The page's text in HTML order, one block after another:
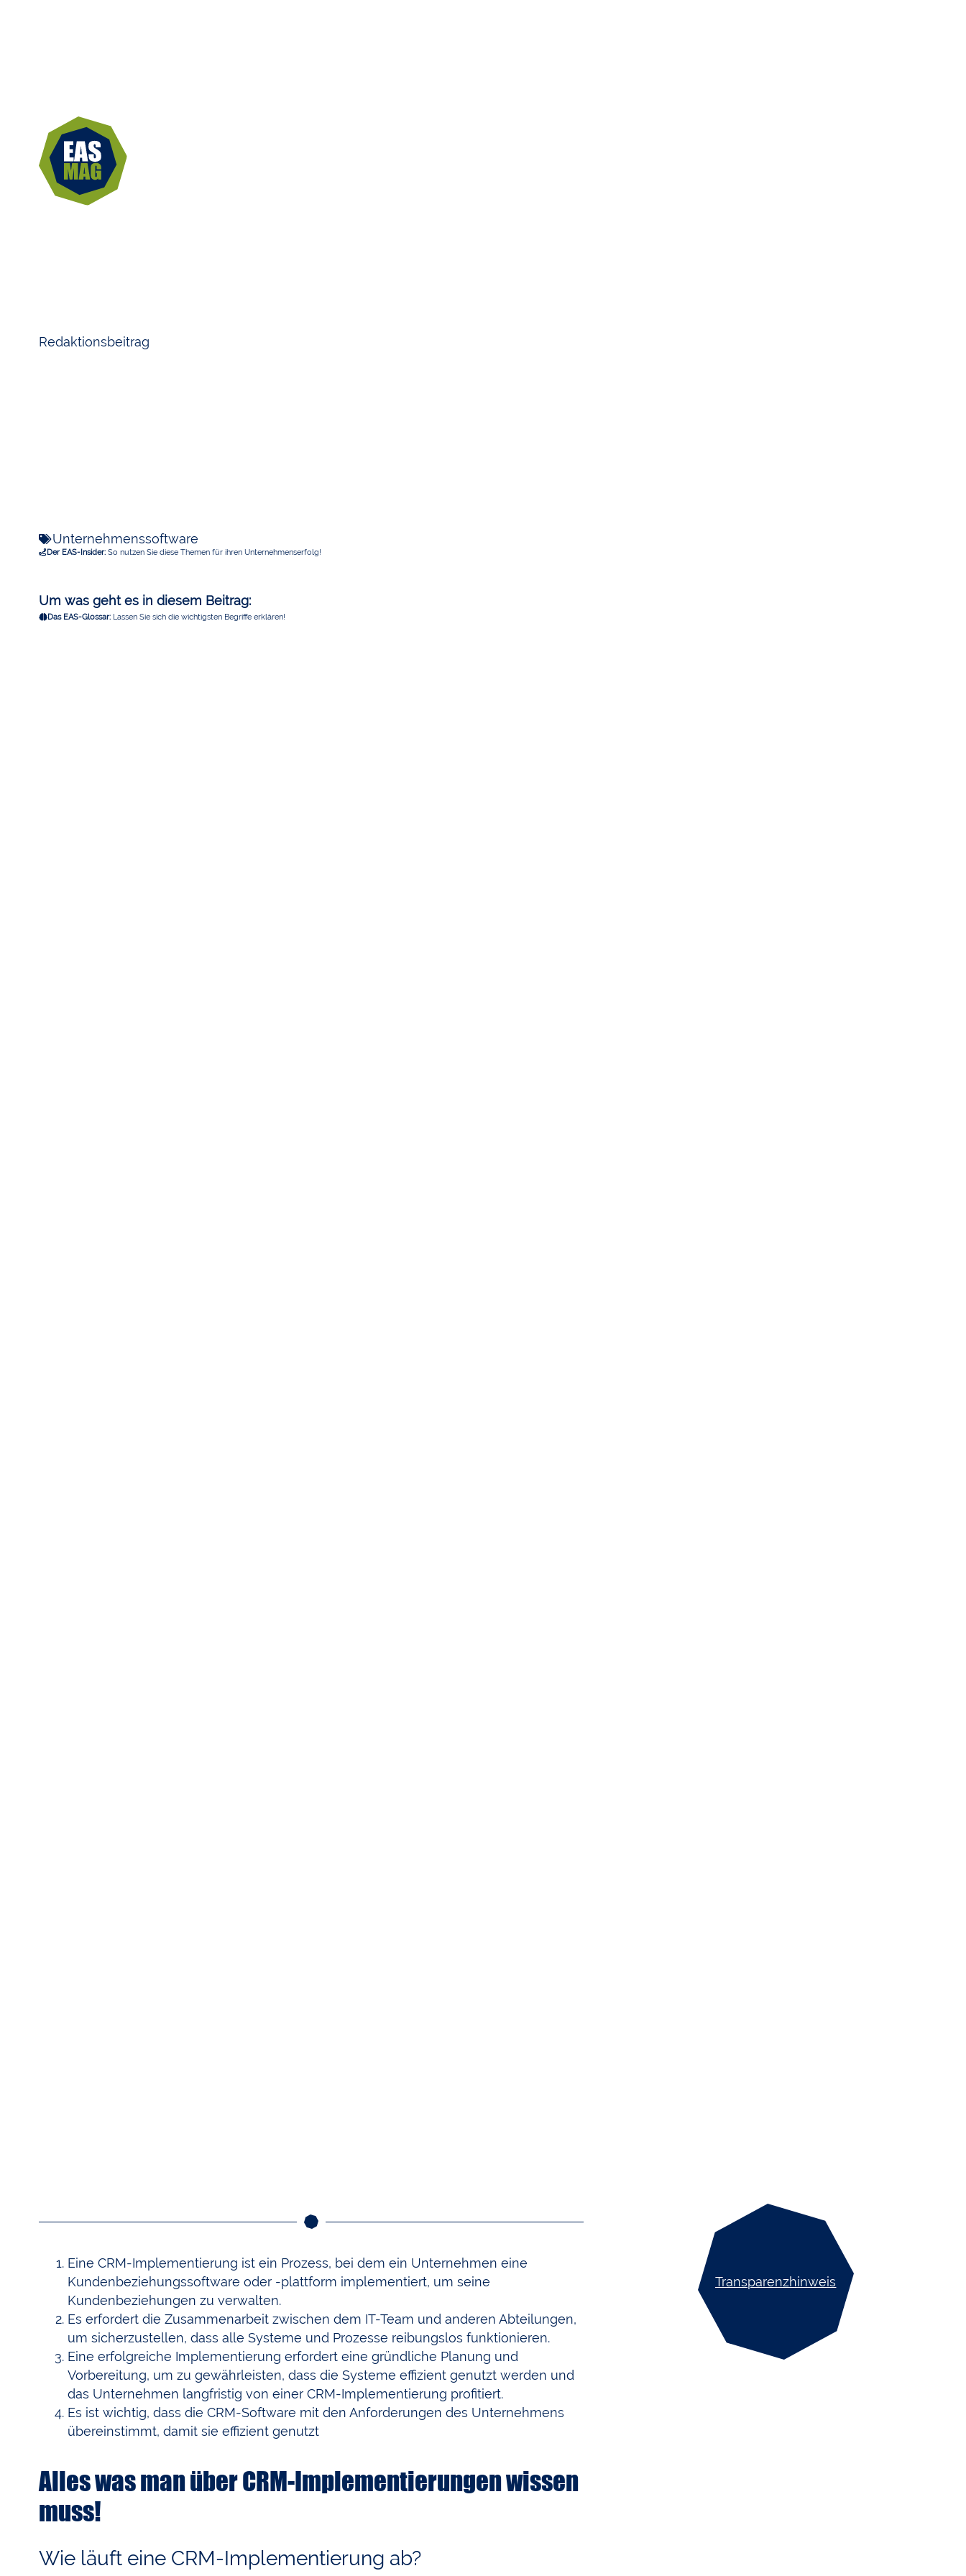
Redaktionsbeitrag
Unternehmenssoftware
Der EAS-Insider:So nutzen Sie diese Themen für ihren Unternehmenserfolg!
Um was geht es in diesem Beitrag:
Das EAS-Glossar:Lassen Sie sich die wichtigsten Begriffe erklären!
Eine CRM-Implementierung ist ein Prozess, bei dem ein Unternehmen eine
Kundenbeziehungssoftware oder -plattform implementiert, um seine
Kundenbeziehungen zu verwalten.
Es erfordert die Zusammenarbeit zwischen dem IT-Team und anderen Abteilungen,
um sicherzustellen, dass alle Systeme und Prozesse reibungslos funktionieren.
Eine erfolgreiche Implementierung erfordert eine gründliche Planung und
Vorbereitung, um zu gewährleisten, dass die Systeme effizient genutzt werden und
das Unternehmen langfristig von einer CRM-Implementierung profitiert.
Es ist wichtig, dass die CRM-Software mit den Anforderungen des Unternehmens
übereinstimmt, damit sie effizient genutzt
Alles was man über CRM-Implementierungen wissen
muss!
Wie läuft eine CRM-Implementierung ab?
Transparenzhinweis